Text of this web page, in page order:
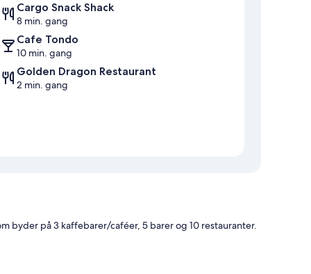
Cargo Snack Shack
8 min. gang
Cafe Tondo
10 min. gang
Golden Dragon Restaurant
2 min. gang
byder på 3 kaffebarer/caféer, 5 barer og 10 restauranter.